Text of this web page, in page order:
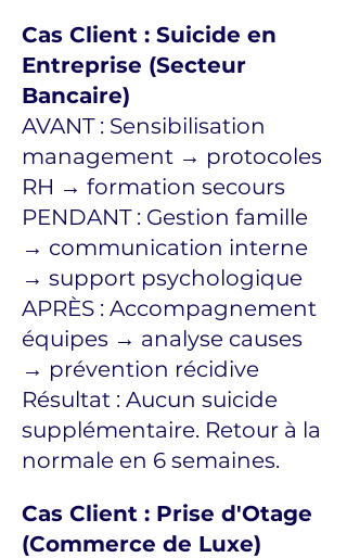
Cas Client : Suicide en
Entreprise (Secteur
Bancaire)
AVANT : Sensibilisation
management → protocoles
RH → formation secours
PENDANT : Gestion famille
→ communication interne
→ support psychologique
APRÈS : Accompagnement
équipes → analyse causes
→ prévention récidive
Résultat : Aucun suicide
supplémentaire. Retour à la
normale en 6 semaines.
Cas Client : Prise d'Otage
(Commerce de Luxe)